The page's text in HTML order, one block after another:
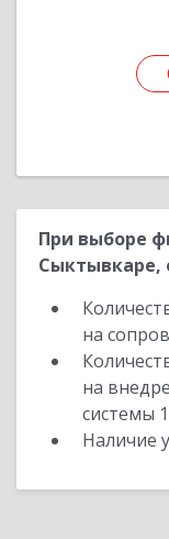
При выборе
Сыктывкаре,
на
на
системы
Наличие